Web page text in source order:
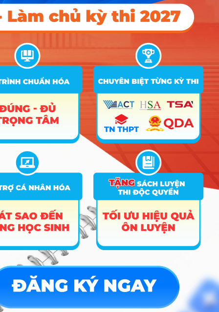
14
Trường
Đại học
nghệ
Giao
vận tải
Quản lý xây
A00;
A01;
C02;
D01;
D07;
X02;
X03;
20
15
Mỏ Địa
Chất
Quản lý xây
A00;
A01;
C01;
C02;
C04;
D01
Trường
Đại Học
Trúc Đà
Nẵng
Quản lý xây
dựng
A01;
B00;
X06;
X26;
X27
19.5
A01;